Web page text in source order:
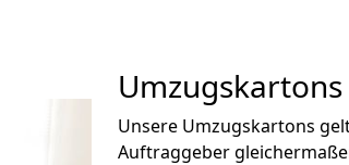
Unsere Umzugskartons
Auftraggeber